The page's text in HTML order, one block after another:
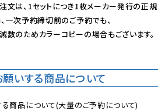
は、1セットにつき1枚メーカー発行の正規
一次予約締切前のご予約でも、
のためカラーコピーの場合もございます。
いする商品について
商品について(大量のご予約について)